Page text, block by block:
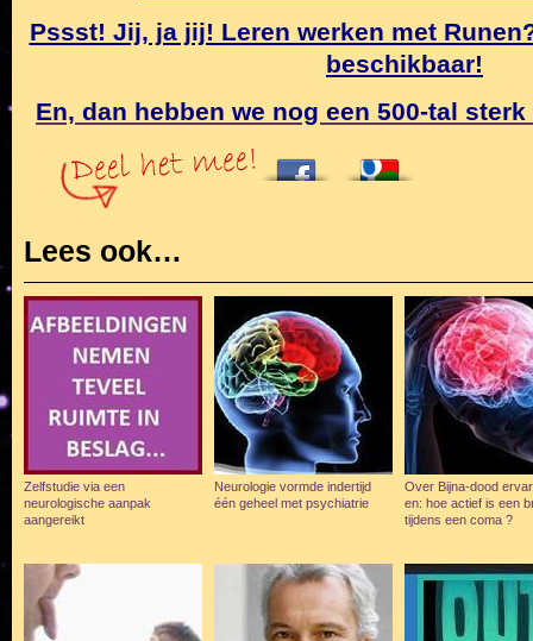
Pssst! Jij, ja jij! Leren werken met
beschikbaar!
En, dan hebben we nog een 500-tal
Lees ook…
Zelfstudie via een
neurologische aanpak
aangereikt
Neurologie vormde indertijd
één geheel met psychiatrie
Over Bijna-dood
en: hoe actief is een
tijdens een coma ?